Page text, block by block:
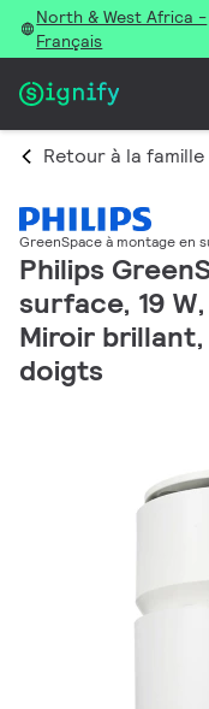
North & West Africa -
Français
Retour à la
GreenSpace à montage en
Philips
surface, 19
Miroir
doigts